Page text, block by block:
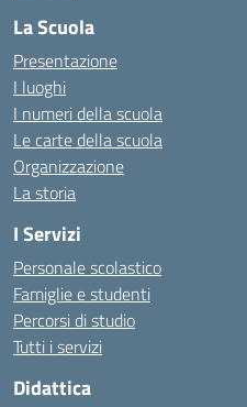
La Scuola
Presentazione
I luoghi
I numeri della scuola
Le carte della scuola
Organizzazione
La storia
I Servizi
Personale scolastico
Famiglie e studenti
Percorsi di studio
Tutti i servizi
Didattica